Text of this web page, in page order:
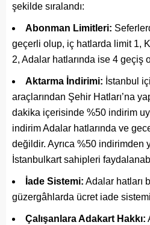
şekilde sıralandı:
Abonman Limitleri:
geçerli olup, iç hatlarda limit 1,
2, Adalar hatlarında ise 4 geçiş
Aktarma İndirimi: İstanbul
araçlarından Şehir Hatları’na
dakika içerisinde %50 indirim
indirim Adalar hatlarında ve
değildir. Ayrıca %50 indirimden
İstanbulkart sahipleri
İade Sistemi: Adalar hatları
güzergâhlarda ücret iade
Çalışanlara Adakart Hakkı: